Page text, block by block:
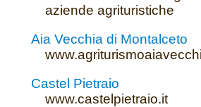
aziende agrituristiche
Aia Vecchia di Montalceto
Castel Pietraio
www.castelpietraio.it